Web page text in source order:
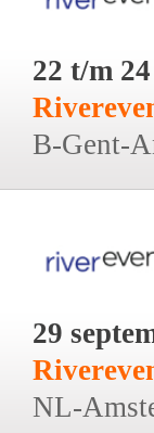
22 t/m
B-Gent-
29
NL-